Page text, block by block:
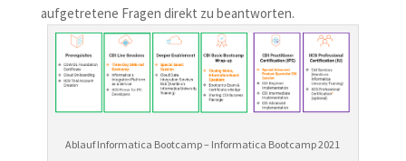
aufgetretene Fragen direkt zu beantworten.
Ablauf Informatica Bootcamp – Informatica Bootcamp 2021